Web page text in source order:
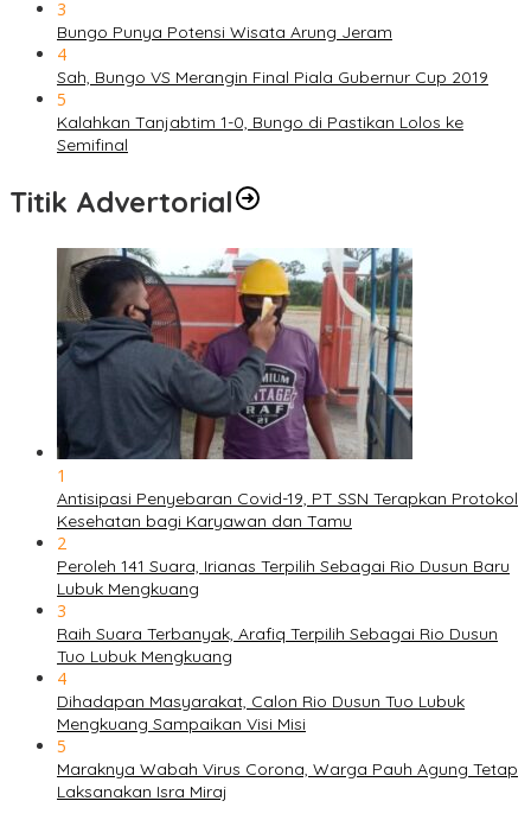
3
Bungo Punya Potensi Wisata Arung Jeram
4
Sah, Bungo VS Merangin Final Piala Gubernur Cup 2019
5
Kalahkan Tanjabtim 1-0, Bungo di Pastikan Lolos ke
Semifinal
Titik Advertorial
1
Antisipasi Penyebaran Covid-19, PT SSN Terapkan Protokol
Kesehatan bagi Karyawan dan Tamu
2
Peroleh 141 Suara, Irianas Terpilih Sebagai Rio Dusun Baru
Lubuk Mengkuang
3
Raih Suara Terbanyak, Arafiq Terpilih Sebagai Rio Dusun
Tuo Lubuk Mengkuang
4
Dihadapan Masyarakat, Calon Rio Dusun Tuo Lubuk
Mengkuang Sampaikan Visi Misi
5
Maraknya Wabah Virus Corona, Warga Pauh Agung Tetap
Laksanakan Isra Miraj